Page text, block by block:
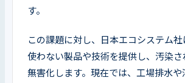
す。
この課題に対し、日本エコシステム社
使わない製品や技術を提供し、汚染さ
無害化します。現在では、工場排水や